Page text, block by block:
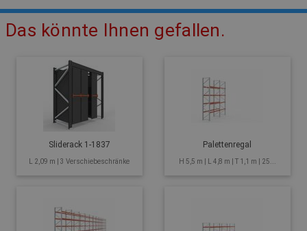
Das könnte Ihnen gefallen.
Sliderack 1-1837
L 2,09 m | 3 Verschiebeschränke
Palettenregal
H 5,5 m | L 4,8 m | T 1,1 m | 25...